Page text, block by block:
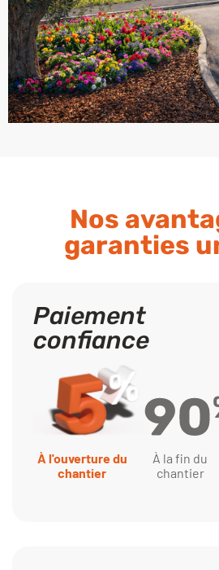
Nos
garanties
Paiement
confiance
À l'ouverture du
chantier
À la fin du
chantier